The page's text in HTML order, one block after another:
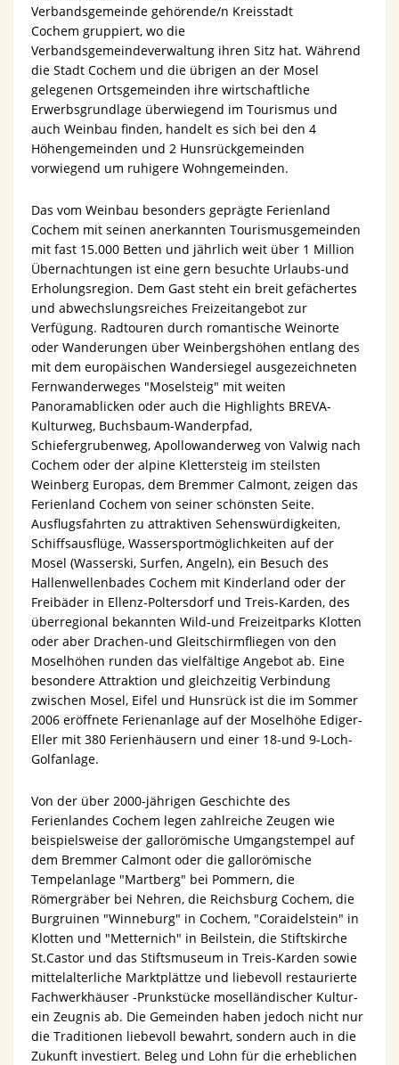
Verbandsgemeinde gehörende/n Kreisstadt
Cochem gruppiert, wo die
Verbandsgemeindeverwaltung ihren Sitz hat. Während
die Stadt Cochem und die übrigen an der Mosel
gelegenen Ortsgemeinden ihre wirtschaftliche
Erwerbsgrundlage überwiegend im Tourismus und
auch Weinbau finden, handelt es sich bei den 4
Höhengemeinden und 2 Hunsrückgemeinden
vorwiegend um ruhigere Wohngemeinden.
Das vom Weinbau besonders geprägte Ferienland
Cochem mit seinen anerkannten Tourismusgemeinden
mit fast 15.000 Betten und jährlich weit über 1 Million
Übernachtungen ist eine gern besuchte Urlaubs-und
Erholungsregion. Dem Gast steht ein breit gefächertes
und abwechslungsreiches Freizeitangebot zur
Verfügung. Radtouren durch romantische Weinorte
oder Wanderungen über Weinbergshöhen entlang des
mit dem europäischen Wandersiegel ausgezeichneten
Fernwanderweges "Moselsteig" mit weiten
Panoramablicken oder auch die Highlights BREVA-
Kulturweg, Buchsbaum-Wanderpfad,
Schiefergrubenweg, Apollowanderweg von Valwig nach
Cochem oder der alpine Klettersteig im steilsten
Weinberg Europas, dem Bremmer Calmont, zeigen das
Ferienland Cochem von seiner schönsten Seite.
Ausflugsfahrten zu attraktiven Sehenswürdigkeiten,
Schiffsausflüge, Wassersportmöglichkeiten auf der
Mosel (Wasserski, Surfen, Angeln), ein Besuch des
Hallenwellenbades Cochem mit Kinderland oder der
Freibäder in Ellenz-Poltersdorf und Treis-Karden, des
überregional bekannten Wild-und Freizeitparks Klotten
oder aber Drachen-und Gleitschirmfliegen von den
Moselhöhen runden das vielfältige Angebot ab. Eine
besondere Attraktion und gleichzeitig Verbindung
zwischen Mosel, Eifel und Hunsrück ist die im Sommer
2006 eröffnete Ferienanlage auf der Moselhöhe Ediger-
Eller mit 380 Ferienhäusern und einer 18-und 9-Loch-
Golfanlage.
Von der über 2000-jährigen Geschichte des
Ferienlandes Cochem legen zahlreiche Zeugen wie
beispielsweise der gallorömische Umgangstempel auf
dem Bremmer Calmont oder die gallorömische
Tempelanlage "Martberg" bei Pommern, die
Römergräber bei Nehren, die Reichsburg Cochem, die
Burgruinen "Winneburg" in Cochem, "Coraidelstein" in
Klotten und "Metternich" in Beilstein, die Stiftskirche
St.Castor und das Stiftsmuseum in Treis-Karden sowie
mittelalterliche Marktplättze und liebevoll restaurierte
Fachwerkhäuser -Prunkstücke moselländischer Kultur-
ein Zeugnis ab. Die Gemeinden haben jedoch nicht nur
die Traditionen liebevoll bewahrt, sondern auch in die
Zukunft investiert. Beleg und Lohn für die erheblichen